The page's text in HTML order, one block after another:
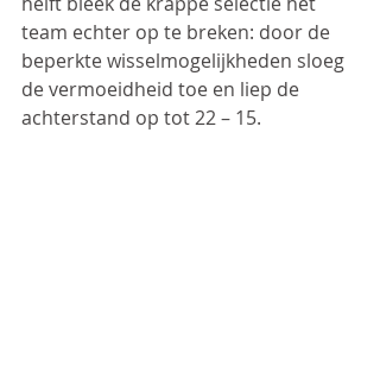
team echter op te breken: door de
beperkte wisselmogelijkheden sloeg
de vermoeidheid toe en liep de
achterstand op tot 22 – 15.